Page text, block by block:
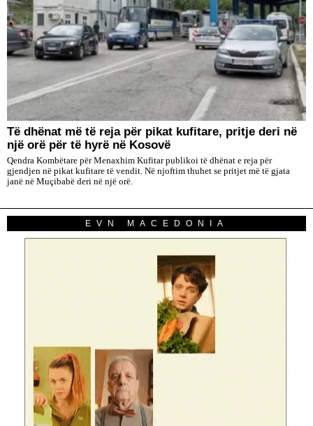
Të dhënat më të reja për pikat kufitare, pritje deri në
një orë për të hyrë në Kosovë
Qendra Kombëtare për Menaxhim Kufitar publikoi të dhënat e reja për
gjendjen në pikat kufitare të vendit. Në njoftim thuhet se pritjet më të gjata
janë në Muçibabë deri në një orë.
EVN MACEDONIA